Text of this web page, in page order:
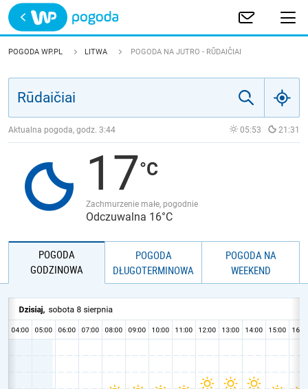
Trwa ładowanie
POLSKA
JAKOŚĆ POWIETRZA
POGODA WP.PL LITWA POGODA NA JUTRO - RŪDAIČIAI
Aktualna pogoda, godz. 3:44 05:53 21:31
17
Zachmurzenie małe, pogodnie
Odczuwalna 16°C
POGODA
GODZINOWA
POGODA
DŁUGOTERMINOWA
POGODA NA
WEEKEND